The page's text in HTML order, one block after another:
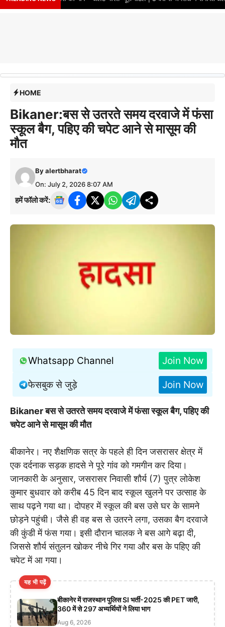
HOME
Bikaner:बस से उतरते समय दरवाजे में फंसा
स्कूल बैग, पहिए की चपेट आने से मासूम की
मौत
Byalertbharat
On: July 2, 2026 8:07 AM
हमें फॉलो करें:
Whatsapp Channel Join Now
फेसबुक से जुड़े Join Now
Bikaner बस से उतरते समय दरवाजे में फंसा स्कूल बैग, पहिए की
चपेट आने से मासूम की मौत
बीकानेर। नए शैक्षणिक सत्र के पहले ही दिन जसरासर क्षेत्र में
एक दर्दनाक सड़क हादसे ने पूरे गांव को गमगीन कर दिया।
जानकारी के अनुसार, जसरासर निवासी शौर्य (7) पुत्र लोकेश
कुमार बुधवार को करीब 45 दिन बाद स्कूल खुलने पर उत्साह के
साथ पढ़ने गया था। दोपहर में स्कूल की बस उसे घर के सामने
छोड़ने पहुंची। जैसे ही वह बस से उतरने लगा, उसका बैग दरवाजे
की कुंडी में फंस गया। इसी दौरान चालक ने बस आगे बढ़ा दी,
जिससे शौर्य संतुलन खोकर नीचे गिर गया और बस के पहिए की
चपेट में आ गया।
यह भी पढ़ें
बीकानेर में राजस्थान पुलिस SI भर्ती-2025 की PET जारी,
360 में से 297 अभ्यर्थियों ने लिया भाग
Aug 6, 2026